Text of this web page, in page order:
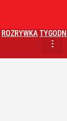
ROZRYWKA